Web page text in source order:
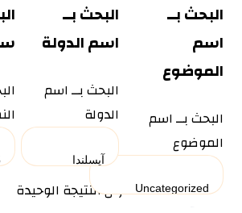
البحث بــ
اسم
الموضوع
البحث بــ اسم
الموضوع
البحث بــ
اسم الدولة
البحث بــ اسم
الدولة
عرض النتيجة الوحيدة